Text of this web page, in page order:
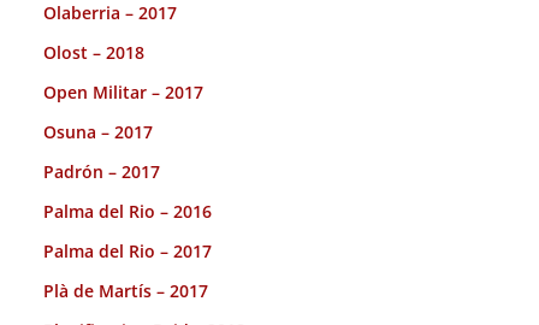
Olaberria – 2017
Olost – 2018
Open Militar – 2017
Osuna – 2017
Padrón – 2017
Palma del Rio – 2016
Palma del Rio – 2017
Plà de Martís – 2017